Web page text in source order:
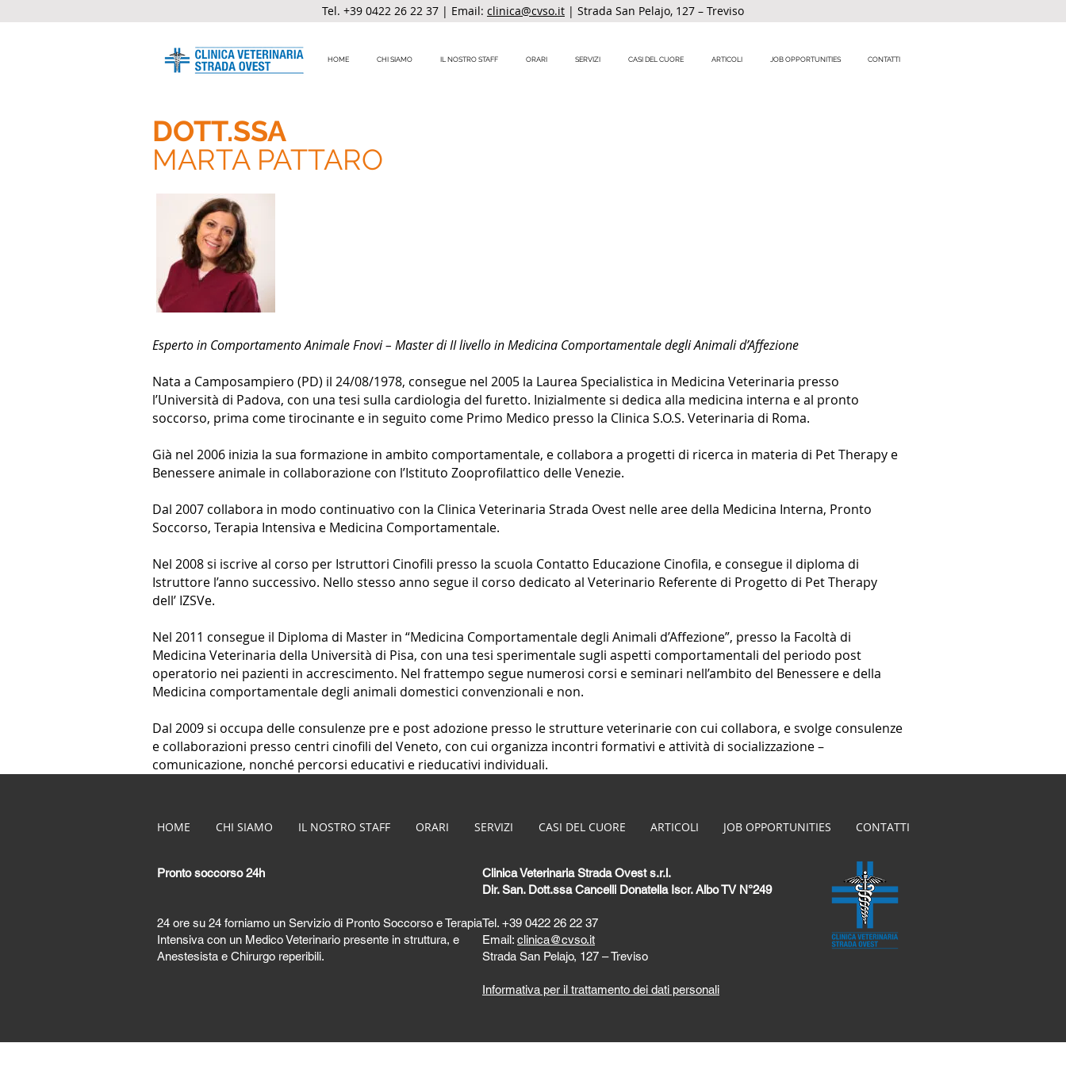
Tel. +39 0422 26 22 37 | Email: clinica@cvso.it | Strada San Pelajo, 127 – Treviso
HOME CHI SIAMO IL NOSTRO STAFF ORARI SERVIZI CASI DEL CUORE ARTICOLI JOB OPPORTUNITIES CONTATTI
DOTT.SSA
MARTA PATTARO
Esperto in Comportamento Animale Fnovi – Master di II livello in Medicina Comportamentale degli Animali d’Affezione
Nata a Camposampiero (PD) il 24/08/1978, consegue nel 2005 la Laurea Specialistica in Medicina Veterinaria presso
l’Università di Padova, con una tesi sulla cardiologia del furetto. Inizialmente si dedica alla medicina interna e al pronto
soccorso, prima come tirocinante e in seguito come Primo Medico presso la Clinica S.O.S. Veterinaria di Roma.
Già nel 2006 inizia la sua formazione in ambito comportamentale, e collabora a progetti di ricerca in materia di Pet Therapy e
Benessere animale in collaborazione con l’Istituto Zooprofilattico delle Venezie.
Dal 2007 collabora in modo continuativo con la Clinica Veterinaria Strada Ovest nelle aree della Medicina Interna, Pronto
Soccorso, Terapia Intensiva e Medicina Comportamentale.
Nel 2008 si iscrive al corso per Istruttori Cinofili presso la scuola Contatto Educazione Cinofila, e consegue il diploma di
Istruttore l’anno successivo. Nello stesso anno segue il corso dedicato al Veterinario Referente di Progetto di Pet Therapy
dell’ IZSVe.
Nel 2011 consegue il Diploma di Master in “Medicina Comportamentale degli Animali d’Affezione”, presso la Facoltà di
Medicina Veterinaria della Università di Pisa, con una tesi sperimentale sugli aspetti comportamentali del periodo post
operatorio nei pazienti in accrescimento. Nel frattempo segue numerosi corsi e seminari nell’ambito del Benessere e della
Medicina comportamentale degli animali domestici convenzionali e non.
Dal 2009 si occupa delle consulenze pre e post adozione presso le strutture veterinarie con cui collabora, e svolge consulenze
e collaborazioni presso centri cinofili del Veneto, con cui organizza incontri formativi e attività di socializzazione –
comunicazione, nonché percorsi educativi e rieducativi individuali.
HOME CHI SIAMO IL NOSTRO STAFF ORARI SERVIZI CASI DEL CUORE ARTICOLI JOB OPPORTUNITIES CONTATTI
Pronto soccorso 24h
24 ore su 24 forniamo un Servizio di Pronto Soccorso e Terapia
Intensiva con un Medico Veterinario presente in struttura, e
Anestesista e Chirurgo reperibili.
Clinica Veterinaria Strada Ovest s.r.l.
Dir. San. Dott.ssa Cancelli Donatella Iscr. Albo TV N°249
Tel. +39 0422 26 22 37
Email: clinica@cvso.it
Strada San Pelajo, 127 – Treviso
Informativa per il trattamento dei dati personali